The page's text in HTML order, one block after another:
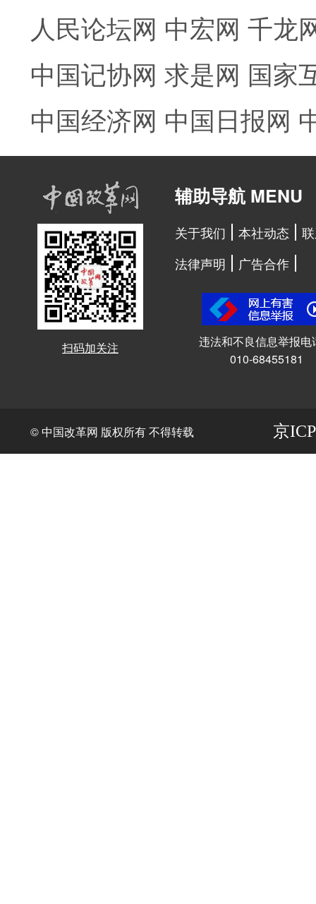
人民论坛网 中宏网 千龙
中国记协网 求是网 国家
中国经济网 中国日报网
扫码加关注
辅助导航 MENU
关于我们 本社动态
法律声明
广告合作
违法和不良信息举报电
010-68455181
© 中国改革网 版权所有 不得转载 京